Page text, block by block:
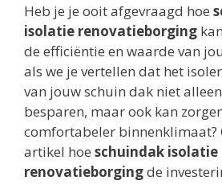
Heb je je ooit afgevraagd hoe
isolatie renovatieborging
de efficiëntie en waarde van
als we je vertellen dat het
van jouw schuin dak niet
besparen, maar ook kan
comfortabeler binnenklimaat?
artikel hoe schuindak isolatie
renovatieborgingde